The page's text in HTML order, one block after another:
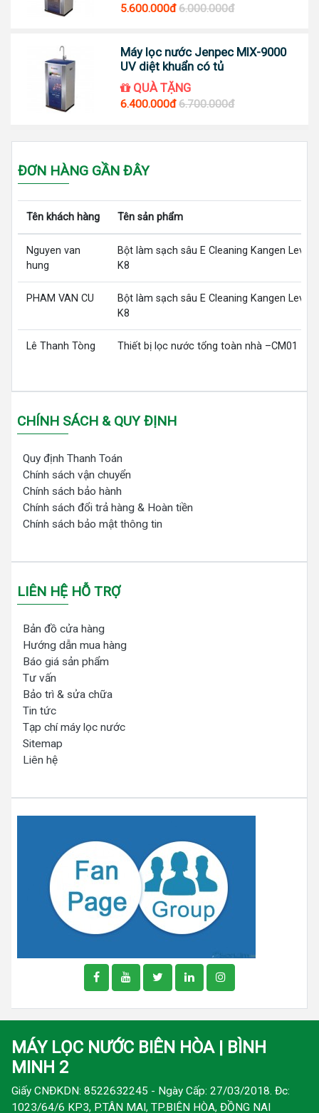
5.600.000đ 6.000.000đ
Máy lọc nước Jenpec MIX-9000
UV diệt khuẩn có tủ
QUÀ TẶNG
6.400.000đ 6.700.000đ
ĐƠN HÀNG GẦN ĐÂY
Tên khách hàng Tên sản phẩm
Nguyen van
hung
Bột làm sạch sâu E Cleaning Kangen
K8
PHAM VAN CU
Bột làm sạch sâu E Cleaning Kangen
K8
Lê Thanh Tòng Thiết bị lọc nước tổng toàn nhà –CM01
CHÍNH SÁCH & QUY ĐỊNH
Quy định Thanh Toán
Chính sách vận chuyển
Chính sách bảo hành
Chính sách đổi trả hàng & Hoàn tiền
Chính sách bảo mật thông tin
LIÊN HỆ HỖ TRỢ
Bản đồ cửa hàng
Hướng dẫn mua hàng
Báo giá sản phẩm
Tư vấn
Bảo trì & sửa chữa
Tin tức
Tạp chí máy lọc nước
Sitemap
Liên hệ
MÁY LỌC NƯỚC BIÊN HÒA | BÌNH
MINH 2
Giấy CNĐKDN: 8522632245 - Ngày Cấp: 27/03/2018. Đc:
1023/64/6 KP3, P.TÂN MAI, TP.BIÊN HÒA, ĐỒNG NAI